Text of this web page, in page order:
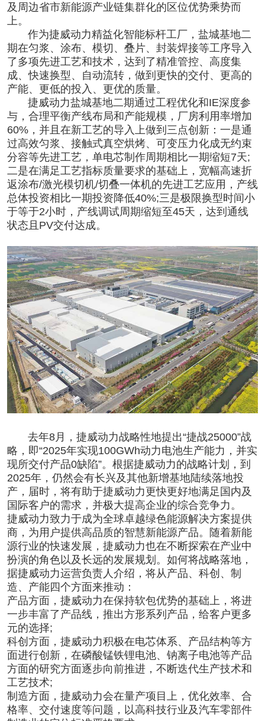
及周边省市新能源产业链集群化的区位优势乘势而
上。
作为捷威动力精益化智能标杆工厂，盐城基地二
期在匀浆、涂布、模切、叠片、封装焊接等工序导入
了多项先进工艺和技术，达到了精准管控、高度集
成、快速换型、自动流转，做到更快的交付、更高的
产能、更低的投入、更优的质量。
捷威动力盐城基地二期通过工程优化和IE深度参
与，合理平衡产线布局和产能规模，厂房利用率增加
60%，并且在新工艺的导入上做到三点创新：一是通
过高效匀浆、接触式真空烘烤、可变压力化成无约束
分容等先进工艺，单电芯制作周期相比一期缩短7天;
二是在满足工艺指标质量要求的基础上，宽幅高速折
返涂布/激光模切机/切叠一体机的先进工艺应用，产线
总体投资相比一期投资降低40%;三是极限换型时间小
于等于2小时，产线调试周期缩短至45天，达到通线
状态且PV交付达成。
去年8月，捷威动力战略性地提出“捷战25000”战
略，即“2025年实现100GWh动力电池生产能力，并实
现所交付产品0缺陷”。根据捷威动力的战略计划，到
2025年，仍然会有长兴及其他新增基地陆续落地投
产，届时，将有助于捷威动力更快更好地满足国内及
国际客户的需求，并极大提高企业的综合竞争力。
捷威动力致力于成为全球卓越绿色能源解决方案提供
商，为用户提供高品质的智慧新能源产品。随着新能
源行业的快速发展，捷威动力也在不断探索在产业中
扮演的角色以及长远的发展规划。如何将战略落地，
据捷威动力运营负责人介绍，将从产品、科创、制
造、产能四个方面来推动：
产品方面，捷威动力在保持软包优势的基础上，将进
一步丰富了产品线，推出方形系列产品，给客户更多
元的选择;
科创方面，捷威动力积极在电芯体系、产品结构等方
面进行创新，在磷酸锰铁锂电池、钠离子电池等产品
方面的研究方面逐步向前推进，不断迭代生产技术和
工艺技术;
制造方面，捷威动力会在量产项目上，优化效率、合
格率、交付速度等问题，以高科技行业及汽车零部件